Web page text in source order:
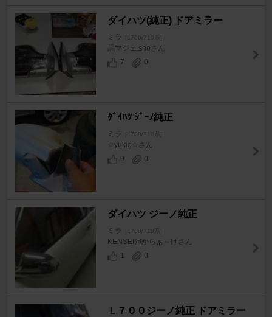
ダイハツ(純正) ドアミラー
ミラ [L700/710系]
黒マジェ.shoさん
7
0
ﾀﾞｲﾊﾂ ｼﾞｰﾉ純正
ミラ [L700/710系]
☆yukio☆さん
0
0
ダイハツ ジーノ純正
ミラ [L700/710系]
KENSEI@からぁ～げさん
1
0
Ｌ７００ジーノ純正 ドアミラー